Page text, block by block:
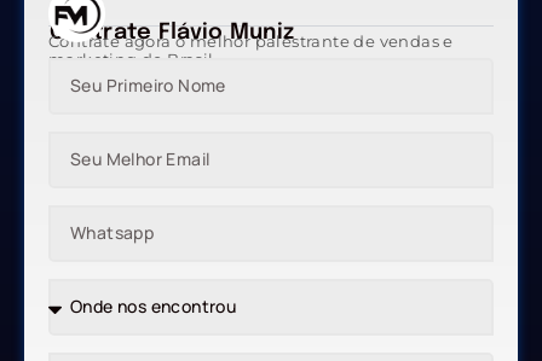
Contrate Flávio Muniz
Contrate agora o melhor palestrante de vendas e
marketing do Brasil